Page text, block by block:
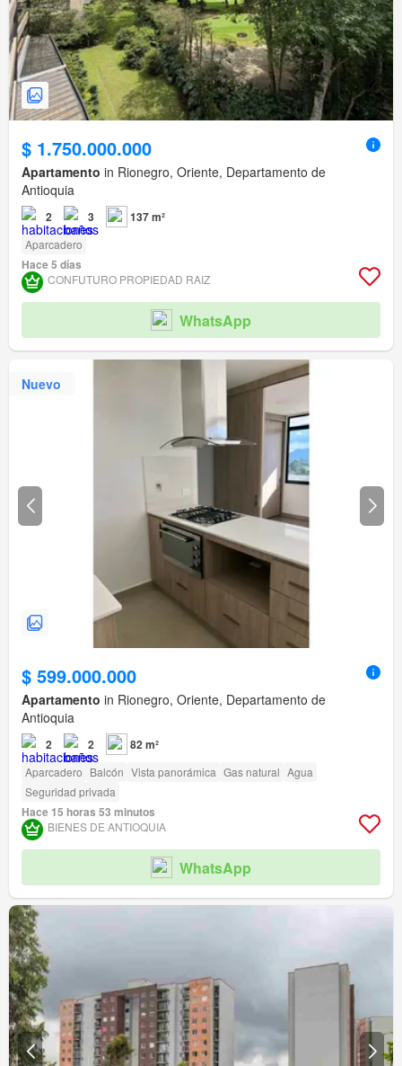
$ 1.750.000.000
Apartamento in Rionegro, Oriente, Departamento de
Antioquia
2 3 137 m²
Aparcadero
Hace 5 días
CONFUTURO PROPIEDAD RAIZ
WhatsApp
Nuevo
$ 599.000.000
Apartamento in Rionegro, Oriente, Departamento de
Antioquia
2 2 82 m²
Aparcadero Balcón Vista panorámica Gas natural Agua
Seguridad privada
Hace 15 horas 53 minutos
BIENES DE ANTIOQUIA
WhatsApp